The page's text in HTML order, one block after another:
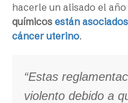
hacerle un alisado el
químicos están
cáncer uterino.
“Estas
violento debido a